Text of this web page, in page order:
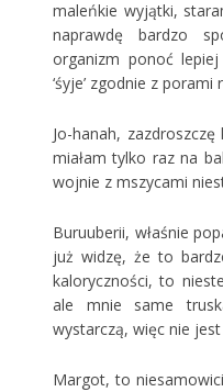
maleńkie wyjątki,
naprawdę bardzo
organizm ponoć
‘śyje’ zgodnie z porami
Jo-hanah,
miałam tylko raz na
wojnie z mszycami
Buruuberii, właśnie
już widzę, że to
kaloryczności, to
ale mnie same
wystarczą, więc nie
Margot, to